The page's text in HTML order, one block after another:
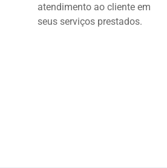
atendimento ao cliente em
seus serviços prestados.